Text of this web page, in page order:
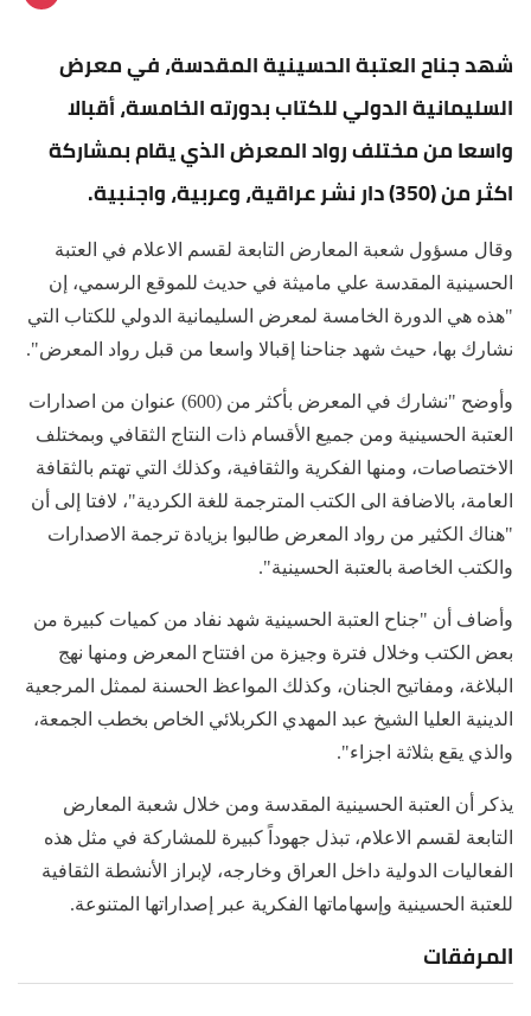
شهد جناح العتبة الحسينية المقدسة، في معرض
السليمانية الدولي للكتاب بدورته الخامسة، أقبالا
واسعا من مختلف رواد المعرض الذي يقام بمشاركة
اكثر من (350) دار نشر عراقية، وعربية، واجنبية.
وقال مسؤول شعبة المعارض التابعة لقسم الاعلام في العتبة
الحسينية المقدسة علي ماميثة في حديث للموقع الرسمي، إن
"هذه هي الدورة الخامسة لمعرض السليمانية الدولي للكتاب التي
نشارك بها، حيث شهد جناحنا إقبالا واسعا من قبل رواد المعرض".
وأوضح "نشارك في المعرض بأكثر من (600) عنوان من اصدارات
العتبة الحسينية ومن جميع الأقسام ذات النتاج الثقافي وبمختلف
الاختصاصات، ومنها الفكرية والثقافية، وكذلك التي تهتم بالثقافة
العامة، بالاضافة الى الكتب المترجمة للغة الكردية"، لافتا إلى أن
"هناك الكثير من رواد المعرض طالبوا بزيادة ترجمة الاصدارات
والكتب الخاصة بالعتبة الحسينية".
وأضاف أن "جناح العتبة الحسينية شهد نفاد من كميات كبيرة من
بعض الكتب وخلال فترة وجيزة من افتتاح المعرض ومنها نهج
البلاغة، ومفاتيح الجنان، وكذلك المواعظ الحسنة لممثل المرجعية
الدينية العليا الشيخ عبد المهدي الكربلائي الخاص بخطب الجمعة،
والذي يقع بثلاثة اجزاء".
يذكر أن العتبة الحسينية المقدسة ومن خلال شعبة المعارض
التابعة لقسم الاعلام، تبذل جهوداً كبيرة للمشاركة في مثل هذه
الفعاليات الدولية داخل العراق وخارجه، لإبراز الأنشطة الثقافية
للعتبة الحسينية وإسهاماتها الفكرية عبر إصداراتها المتنوعة.
المرفقات